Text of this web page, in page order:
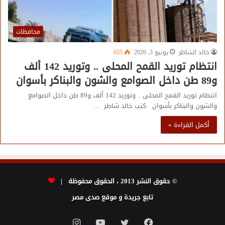
محافظات
خالد الشاطر
يونيو 3, 2026 655
انتظام توريد القمح المحلى .. وتوريد 142 ألف
و89 طن داخل الصوامع والشون والبناكر بأسوان
انتظام توريد القمح المحلى .. وتوريد 142 ألف و89 طن داخل الصوامع
والشون والبناكر بأسوان كتب خالد شاطر …
أكمل القراءة »
© حقوق النشر 2013 ، الحقوق محفوظة |
تابع جريدة و موقع صدى مصر